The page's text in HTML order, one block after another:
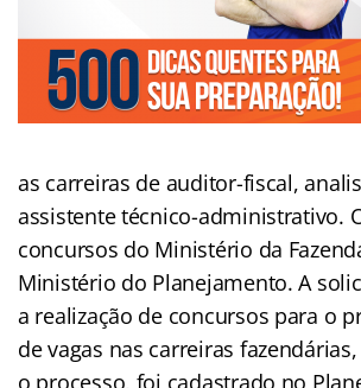
as carreiras de auditor-fiscal,
assistente técnico-administrativo.
concursos do Ministério da
Ministério do Planejamento. A
a realização de concursos para o
de vagas nas carreiras
o processo, foi cadastrado no